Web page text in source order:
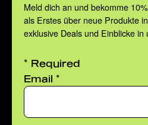
Meld dich an und bekomme
als Erstes über neue Produkte
exklusive Deals und Einblicke in
* Required
Email *